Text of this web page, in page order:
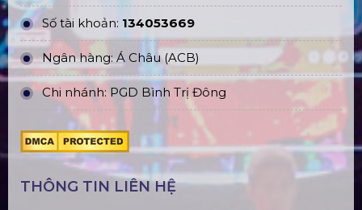
Số tài khoản: 134053669
Ngân hàng: Á Châu (ACB)
Chi nhánh: PGD Bình Trị Đông
THÔNG TIN LIÊN HỆ